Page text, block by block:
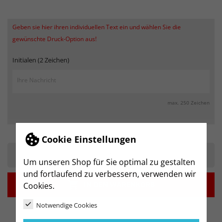
Cookie Einstellungen
Um unseren Shop für Sie optimal zu gestalten
und fortlaufend zu verbessern, verwenden wir
Cookies.
Notwendige Cookies
Geben sie hier ihren individuellen Text ein und wählen Sie die
gewünschte Druck-Option aus!
Initialen (2 Zeichen)
max. 250 Zeichen